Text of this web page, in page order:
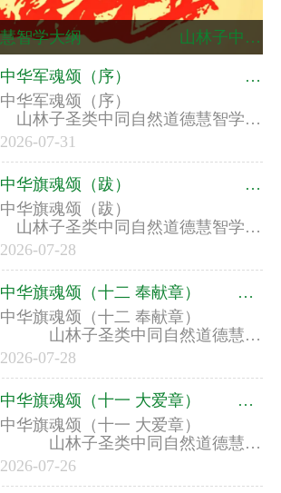
中中自然道德慧智学大纲​​ ​ ​ ​ ​ 山林子中中自然道德慧智学系列组诗选粹之一六九
中华军魂颂（序） ​ ​ ​​ ​ ​ ​ ​ 山林子圣类中同自然道德慧智学系列组诗之六
中华军魂颂（序） ​ ​ ​​ ​ ​ ​ ​
山林子圣类中同自然道德慧智学系
列组诗之六
2026-07-31
中华旗魂颂（跋） ​ ​ ​​ ​ ​ ​ ​ 山林子圣类中同自然道德慧智学系列组诗之五
中华旗魂颂（跋） ​ ​ ​​ ​ ​ ​ ​
山林子圣类中同自然道德慧智学系
列组诗之五
2026-07-28
中华旗魂颂（十二 奉献章） ​ ​山林子圣类中同自然道德慧智学系列组诗之五
中华旗魂颂（十二 奉献章） ​
​山林子圣类中同自然道德慧智
学系列组诗之五
2026-07-28
中华旗魂颂（十一 大爱章） ​ ​山林子圣类中同自然道德慧智学系列组诗之五
中华旗魂颂（十一 大爱章） ​
​山林子圣类中同自然道德慧智
学系列组诗之五
2026-07-26